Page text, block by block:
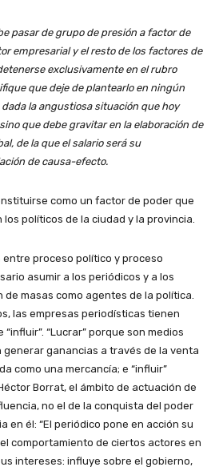
pasar de grupo de presión a factor de
empresarial y el resto de los factores de
exclusivamente en el rubro
que deje de plantearlo en ningún
la angustiosa situación que hoy
que debe gravitar en la elaboración de
de la que el salario será su
de causa-efecto.
como un factor de poder que
políticos de la ciudad y la provincia.
proceso político y proceso
asumir a los periódicos y a los
masas como agentes de la política.
las empresas periodísticas tienen
“influir”. “Lucrar” porque son medios
generar ganancias a través de la venta
como una mercancía; e “influir”
Borrat, el ámbito de actuación de
no el de la conquista del poder
en él: “El periódico pone en acción su
comportamiento de ciertos actores en
intereses: influye sobre el gobierno,